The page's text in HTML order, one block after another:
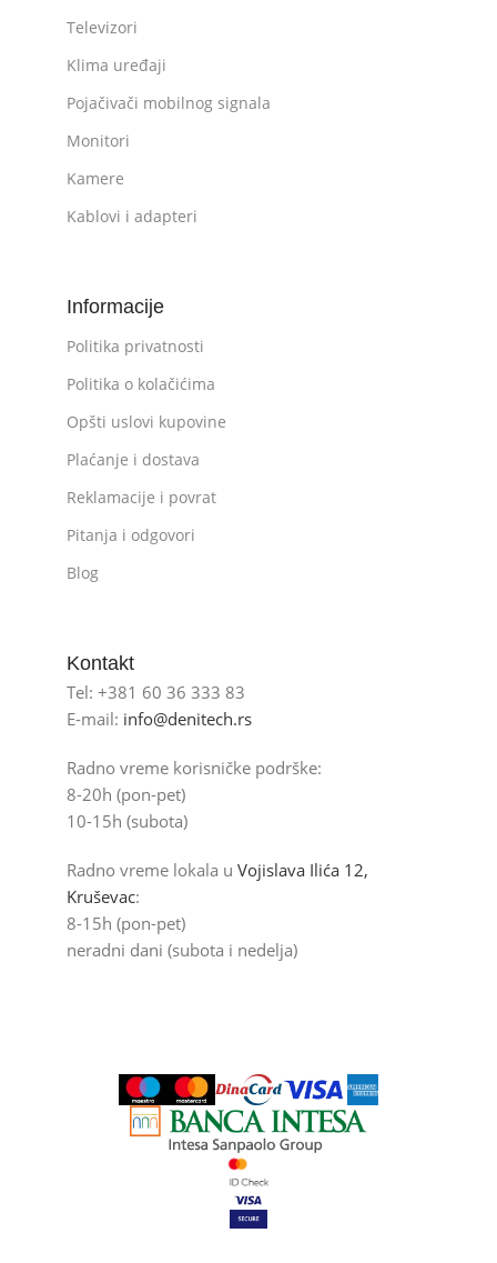
Televizori
Klima uređaji
Pojačivači mobilnog signala
Monitori
Kamere
Kablovi i adapteri
Informacije
Politika privatnosti
Politika o kolačićima
Opšti uslovi kupovine
Plaćanje i dostava
Reklamacije i povrat
Pitanja i odgovori
Blog
Kontakt
Tel: +381 60 36 333 83
E-mail: info@denitech.rs
Radno vreme korisničke podrške:
8-20h (pon-pet)
10-15h (subota)
Radno vreme lokala u Vojislava Ilića 12,
Kruševac:
8-15h (pon-pet)
neradni dani (subota i nedelja)